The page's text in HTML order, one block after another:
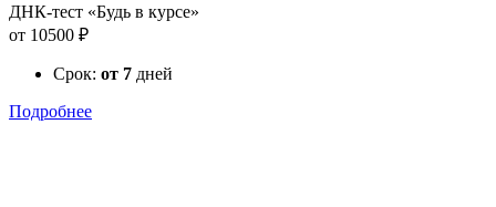
ДНК-тест «Будь в курсе»
от 10500 ₽
Срок: от 7 дней
Подробнее